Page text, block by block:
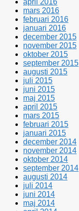
april 2016
mars 2016
februari 2016
januari 2016
december 2015
november 2015
oktober 2015
september 2015
augusti 2015
juli 2015
juni 2015
maj 2015
april 2015
mars 2015
februari 2015
januari 2015
december 2014
november 2014
oktober 2014
september 2014
augusti 2014
juli 2014
juni 2014
maj 2014